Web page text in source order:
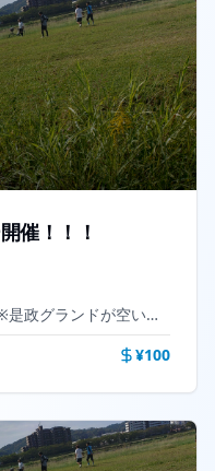
催！！！
是政橋付近の多摩川河川敷（※是政グランドが空いてたら是政グランド）
¥100